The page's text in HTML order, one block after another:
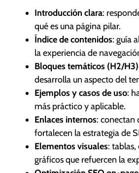
Introducción clara:
qué es una página pilar.
Índice de contenidos: guía
la experiencia de
Bloques temáticos (H2/H3)
desarrolla un aspecto del
Ejemplos y casos de uso:
más práctico y aplicable.
Enlaces internos: conectan
fortalecen la estrategia de
Elementos visuales: tablas,
gráficos que refuercen la